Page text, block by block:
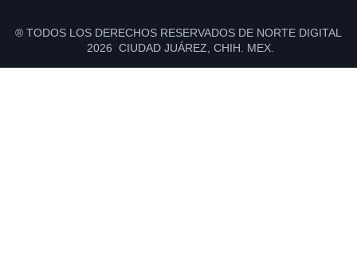
® TODOS LOS DERECHOS RESERVADOS DE NORTE DIGITAL
2026 CIUDAD JUÁREZ, CHIH. MEX.